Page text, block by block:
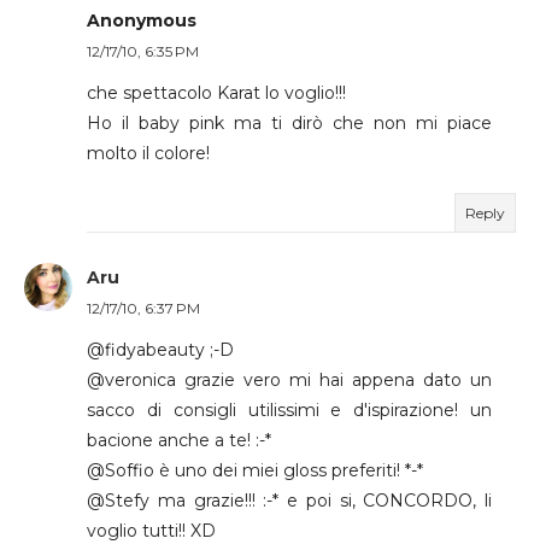
Anonymous
12/17/10, 6:35 PM
che spettacolo Karat lo voglio!!!
Ho il baby pink ma ti dirò che non mi piace
molto il colore!
Reply
Aru
12/17/10, 6:37 PM
@fidyabeauty ;-D
@veronica grazie vero mi hai appena dato un
sacco di consigli utilissimi e d'ispirazione! un
bacione anche a te! :-*
@Soffio è uno dei miei gloss preferiti! *-*
@Stefy ma grazie!!! :-* e poi si, CONCORDO, li
voglio tutti!! XD